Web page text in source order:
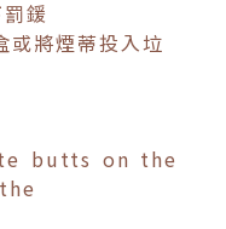
鍰
或將煙蒂投入垃
butts on the